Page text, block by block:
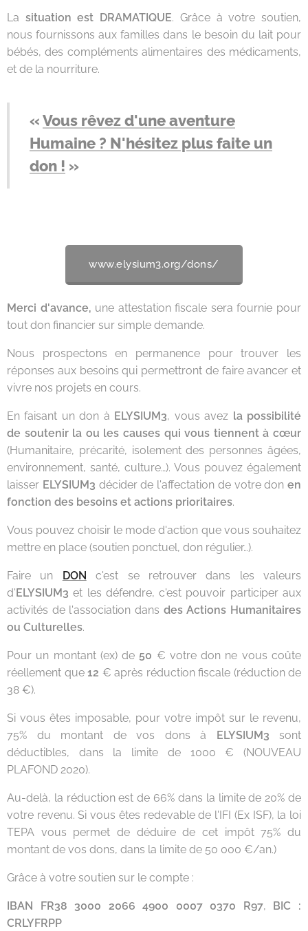
La situation est DRAMATIQUE. Grâce à votre soutien,
nous fournissons aux familles dans le besoin du lait pour
bébés, des compléments alimentaires des médicaments,
et de la nourriture.
«Vous rêvez d'une aventure
Humaine ? N'hésitez plus faite un
don ! »
www.elysium3.org/dons/
Merci d'avance, une attestation fiscale sera fournie pour
tout don financier sur simple demande.
Nous prospectons en permanence pour trouver les
réponses aux besoins qui permettront de faire avancer et
vivre nos projets en cours.
En faisant un don à ELYSIUM3, vous avez la possibilité
de soutenir la ou les causes qui vous tiennent à cœur
(Humanitaire, précarité, isolement des personnes âgées,
environnement, santé, culture…). Vous pouvez également
laisser ELYSIUM3 décider de l'affectation de votre don en
fonction des besoins et actions prioritaires.
Vous pouvez choisir le mode d'action que vous souhaitez
mettre en place (soutien ponctuel, don régulier…).
Faire un DON
c'est se retrouver dans les valeurs
d'ELYSIUM3et les défendre, c'est pouvoir participer aux
activités de l'association dans des Actions Humanitaires
ou Culturelles.
Pour un montant (ex) de 50 € votre don ne vous coûte
réellement que 12 € après réduction fiscale (réduction de
38 €).
Si vous êtes imposable, pour votre impôt sur le revenu,
75% du montant de vos dons à ELYSIUM3 sont
déductibles, dans la limite de 1000 € (NOUVEAU
PLAFOND 2020).
Au-delà, la réduction est de 66% dans la limite de 20% de
votre revenu. Si vous êtes redevable de l'IFI (Ex ISF), la loi
TEPA vous permet de déduire de cet impôt 75% du
montant de vos dons, dans la limite de 50 000 €/an.)
Grâce à votre soutien sur le compte :
IBAN FR38 3000 2066 4900 0007 0370 R97, BIC :
CRLYFRPP